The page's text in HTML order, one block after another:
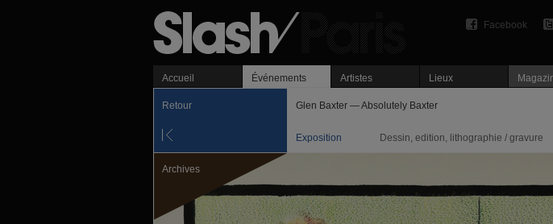
Facebook
Accueil Événements Artistes Lieux
Retour Glen Baxter — Absolutely Baxter
Exposition Dessin, edition, lithographie / gravure
Archives